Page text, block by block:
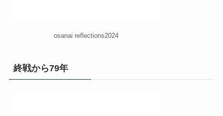
osanai reflections2024
終戦から79年